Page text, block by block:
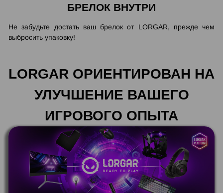
БРЕЛОК ВНУТРИ
Не забудьте достать ваш брелок от LORGAR, прежде чем
выбросить упаковку!
LORGAR ОРИЕНТИРОВАН НА
УЛУЧШЕНИЕ ВАШЕГО
ИГРОВОГО ОПЫТА